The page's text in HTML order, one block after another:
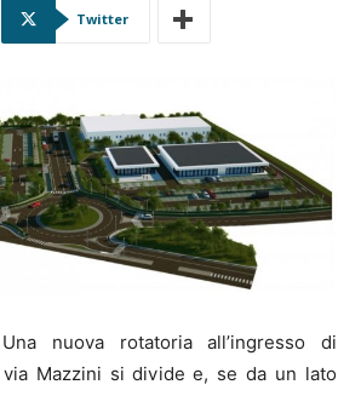
Twitter
Una nuova rotatoria all’ingresso di
Mazzini si divide e, se da un lato